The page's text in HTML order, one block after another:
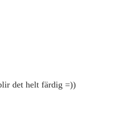
det helt färdig =))